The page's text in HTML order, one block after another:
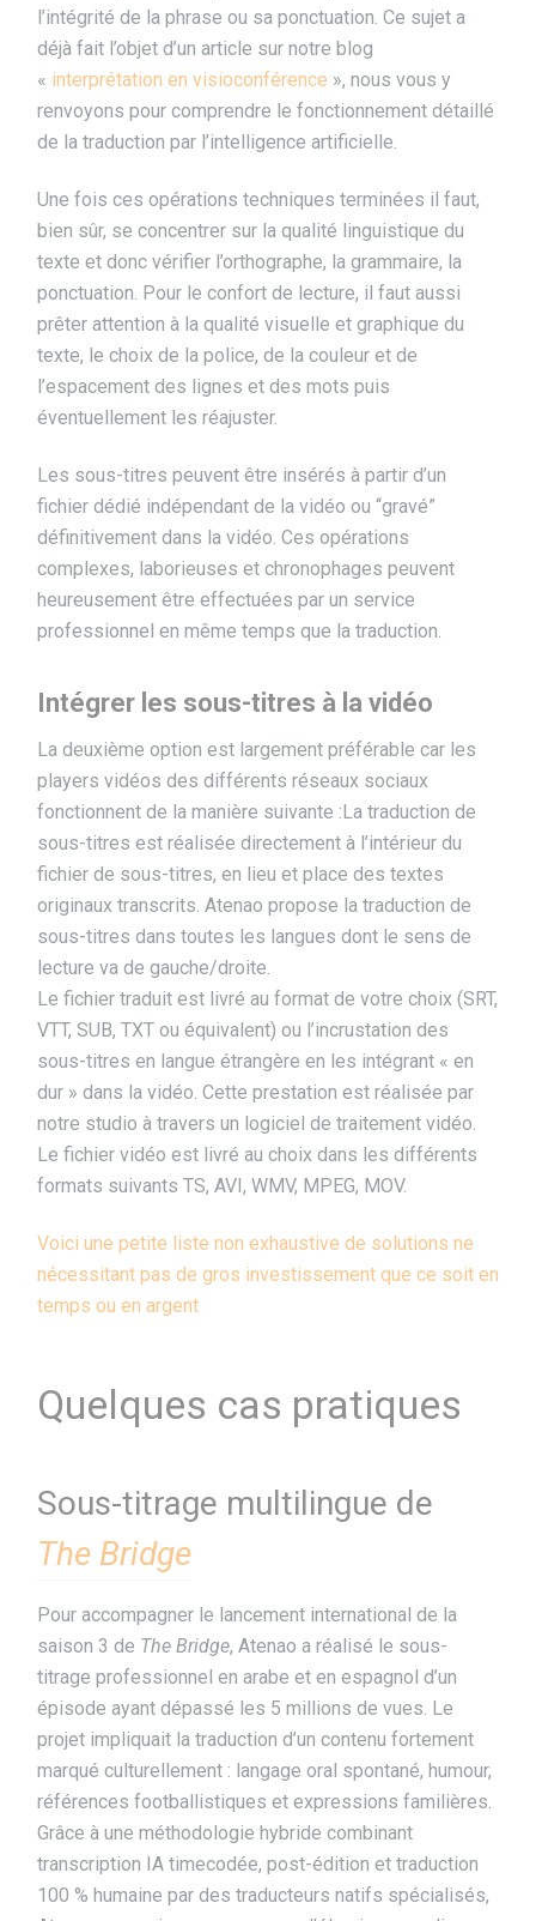
l’intégrité de la phrase ou sa ponctuation. Ce sujet a
déjà fait l’objet d’un article sur notre blog
« interprétation en visioconférence », nous vous y
renvoyons pour comprendre le fonctionnement détaillé
de la traduction par l’intelligence artificielle.
Une fois ces opérations techniques terminées il faut,
bien sûr, se concentrer sur la qualité linguistique du
texte et donc vérifier l’orthographe, la grammaire, la
ponctuation. Pour le confort de lecture, il faut aussi
prêter attention à la qualité visuelle et graphique du
texte, le choix de la police, de la couleur et de
l’espacement des lignes et des mots puis
éventuellement les réajuster.
Les sous-titres peuvent être insérés à partir d’un
fichier dédié indépendant de la vidéo ou “gravé”
définitivement dans la vidéo. Ces opérations
complexes, laborieuses et chronophages peuvent
heureusement être effectuées par un service
professionnel en même temps que la traduction.
Intégrer les sous-titres à la vidéo
La deuxième option est largement préférable car les
players vidéos des différents réseaux sociaux
fonctionnent de la manière suivante :La traduction de
sous-titres est réalisée directement à l’intérieur du
fichier de sous-titres, en lieu et place des textes
originaux transcrits. Atenao propose la traduction de
sous-titres dans toutes les langues dont le sens de
lecture va de gauche/droite.
Le fichier traduit est livré au format de votre choix (SRT,
VTT, SUB, TXT ou équivalent) ou l’incrustation des
sous-titres en langue étrangère en les intégrant « en
dur » dans la vidéo. Cette prestation est réalisée par
notre studio à travers un logiciel de traitement vidéo.
Le fichier vidéo est livré au choix dans les différents
formats suivants TS, AVI, WMV, MPEG, MOV.
Voici une petite liste non exhaustive de solutions ne
nécessitant pas de gros investissement que ce soit en
temps ou en argent
Quelques cas pratiques
Sous-titrage multilingue de
The Bridge
Pour accompagner le lancement international de la
saison 3 de The Bridge, Atenao a réalisé le sous-
titrage professionnel en arabe et en espagnol d’un
épisode ayant dépassé les 5 millions de vues. Le
projet impliquait la traduction d’un contenu fortement
marqué culturellement : langage oral spontané, humour,
références footballistiques et expressions familières.
Grâce à une méthodologie hybride combinant
transcription IA timecodée, post-édition et traduction
100 % humaine par des traducteurs natifs spécialisés,